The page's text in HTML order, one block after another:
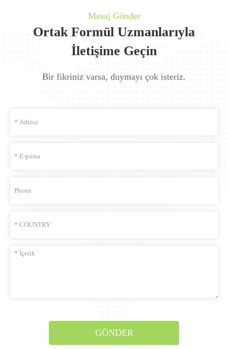
Mesaj Gönder
Ortak Formül Uzmanlarıyla
İletişime Geçin
Bir fikriniz varsa, duymayı çok isteriz.
GÖNDER